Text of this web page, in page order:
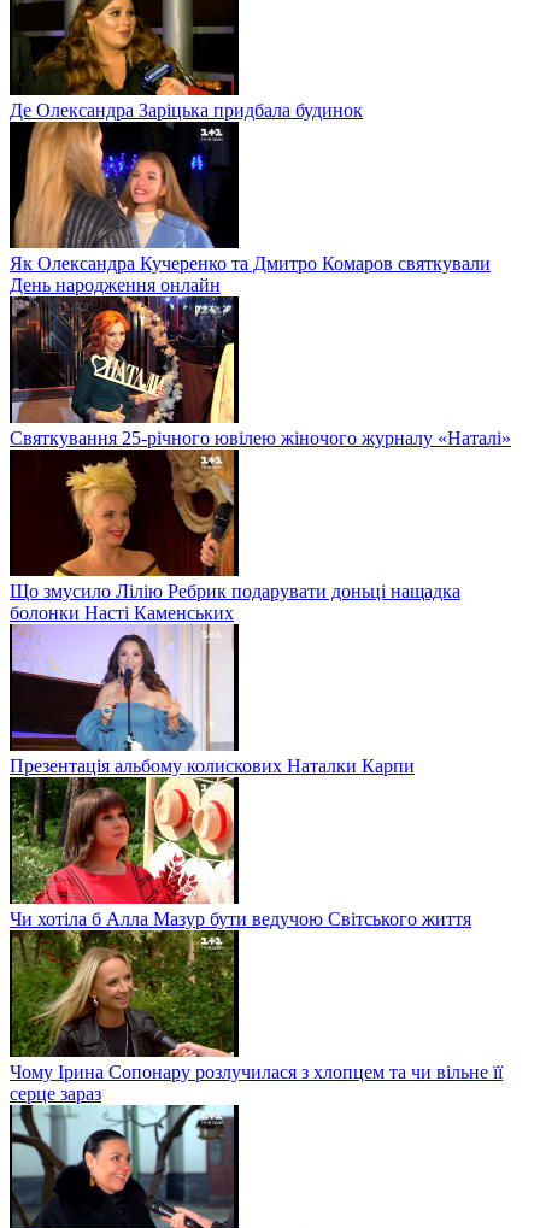
Де Олександра Заріцька придбала будинок
Як Олександра Кучеренко та Дмитро Комаров святкували
День народження онлайн
Святкування 25-річного ювілею жіночого журналу «Наталі»
Що змусило Лілію Ребрик подарувати доньці нащадка
болонки Насті Каменських
Презентація альбому колискових Наталки Карпи
Чи хотіла б Алла Мазур бути ведучою Світського життя
Чому Ірина Сопонару розлучилася з хлопцем та чи вільне її
серце зараз